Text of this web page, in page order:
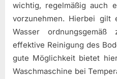
wichtig, regelmäßig auch
vorzunehmen. Hierbei gilt
Wasser
effektive Reinigung des
gute Möglichkeit bietet
Waschmaschine bei